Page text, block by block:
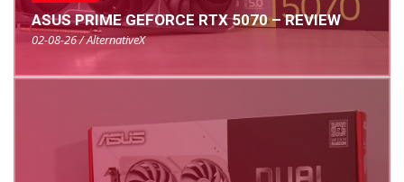
ASUS PRIME GEFORCE RTX 5070 – REVIEW
02-08-26 / AlternativeX